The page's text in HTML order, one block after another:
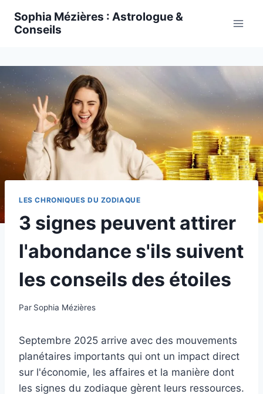
Sophia Mézières : Astrologue &
Conseils
LES CHRONIQUES DU ZODIAQUE
3 signes peuvent attirer
l'abondance s'ils suivent
les conseils des étoiles
Par Sophia Mézières
Septembre 2025 arrive avec des mouvements
planétaires importants qui ont un impact direct
sur l'économie, les affaires et la manière dont
les signes du zodiaque gèrent leurs ressources.